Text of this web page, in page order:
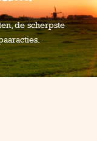
de scherpste